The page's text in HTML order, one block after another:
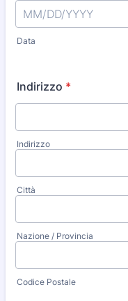
Data
Indirizzo *
Indirizzo
Città
Nazione / Provincia
Codice Postale